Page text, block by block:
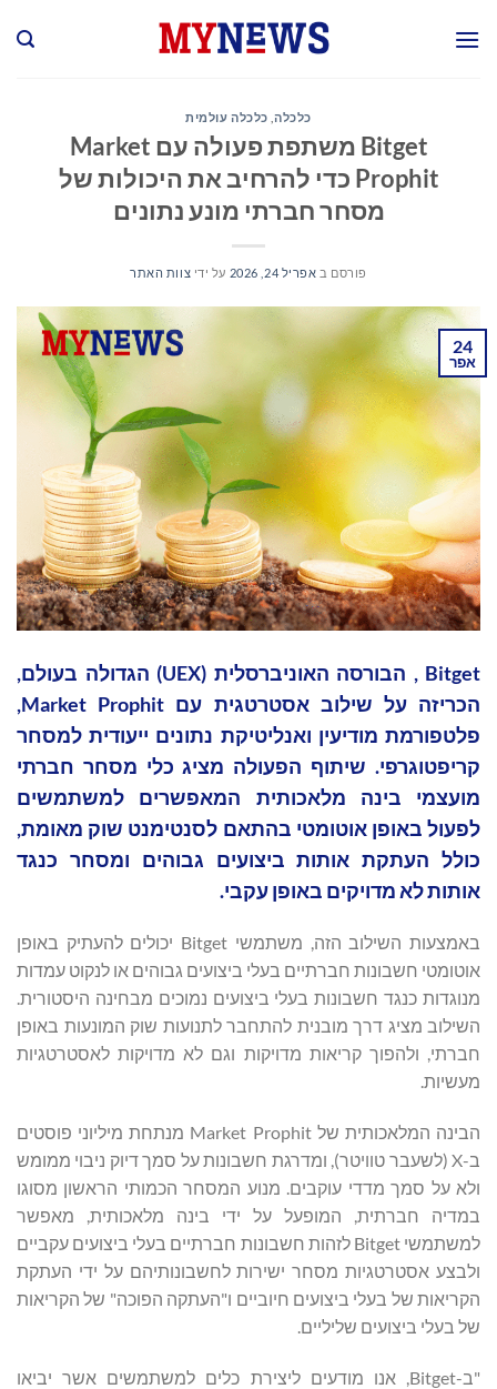
כלכלה, כלכלה עולמית
Bitget משתפת פעולה עם Market
Prophit כדי להרחיב את היכולות של
מסחר חברתי מונע נתונים
פורסם ב אפריל 24, 2026 על ידי צוות האתר
24
אפר
Bitget , הבורסה האוניברסלית (UEX) הגדולה בעולם,
הכריזה על שילוב אסטרטגית עם Market Prophit,
פלטפורמת מודיעין ואנליטיקת נתונים ייעודית למסחר
קריפטוגרפי. שיתוף הפעולה מציג כלי מסחר חברתי
מועצמי בינה מלאכותית המאפשרים למשתמשים
לפעול באופן אוטומטי בהתאם לסנטימנט שוק מאומת,
כולל העתקת אותות ביצועים גבוהים ומסחר כנגד
אותות לא מדויקים באופן עקבי.
באמצעות השילוב הזה, משתמשי Bitget יכולים להעתיק באופן
אוטומטי חשבונות חברתיים בעלי ביצועים גבוהים או לנקוט עמדות
מנוגדות כנגד חשבונות בעלי ביצועים נמוכים מבחינה היסטורית.
השילוב מציג דרך מובנית להתחבר לתנועות שוק המונעות באופן
חברתי, ולהפוך קריאות מדויקות וגם לא מדויקות לאסטרטגיות
מעשיות.
הבינה המלאכותית של Market Prophit מנתחת מיליוני פוסטים
ב-X (לשעבר טוויטר), ומדרגת חשבונות על סמך דיוק ניבוי ממומש
ולא על סמך מדדי עוקבים. מנוע המסחר הכמותי הראשון מסוגו
במדיה חברתית, המופעל על ידי בינה מלאכותית, מאפשר
למשתמשי Bitget לזהות חשבונות חברתיים בעלי ביצועים עקביים
ולבצע אסטרטגיות מסחר ישירות לחשבונותיהם על ידי העתקת
הקריאות של בעלי ביצועים חיוביים ו"העתקה הפוכה" של הקריאות
של בעלי ביצועים שליליים.
"ב-Bitget, אנו מודעים ליצירת כלים למשתמשים אשר יביאו